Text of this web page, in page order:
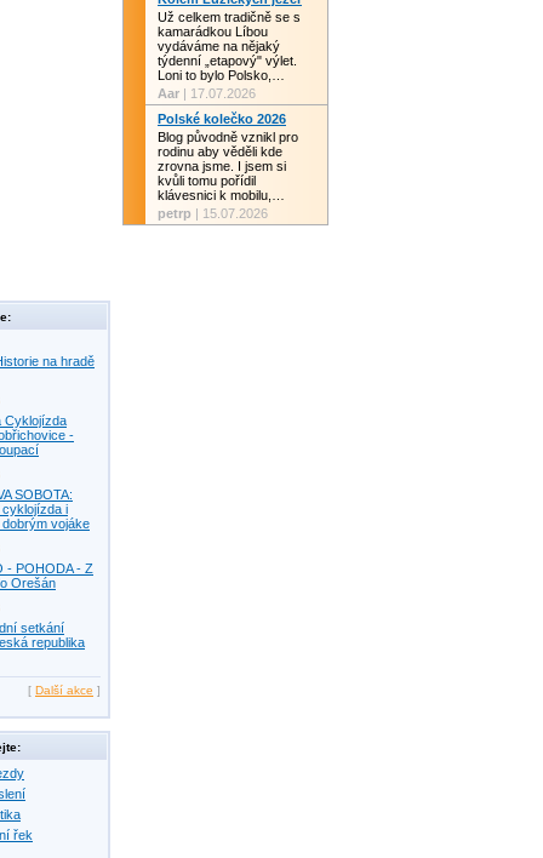
na hradě
Cyklojízda
-
SOBOTA:
i
vojáke
- POHODA - Z
Orešán
setkání
republika
[ Další akce ]
řek
Už celkem tradičně se s
kamarádkou Líbou
vydáváme na nějaký
týdenní „etapový" výlet.
Loni to bylo Polsko,…
Aar | 17.07.2026
Polské kolečko 2026
Blog původně vznikl pro
rodinu aby věděli kde
zrovna jsme. I jsem si
kvůli tomu pořídil
klávesnici k mobilu,…
petrp | 15.07.2026